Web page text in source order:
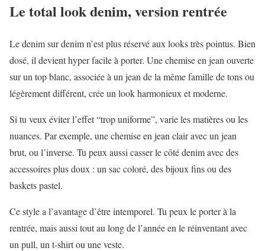
Le total look denim, version rentrée
Le denim sur denim n’est plus réservé aux looks très pointus. Bien
dosé, il devient hyper facile à porter. Une chemise en jean ouverte
sur un top blanc, associée à un jean de la même famille de tons ou
légèrement différent, crée un look harmonieux et moderne.
Si tu veux éviter l’effet “trop uniforme”, varie les matières ou les
nuances. Par exemple, une chemise en jean clair avec un jean
brut, ou l’inverse. Tu peux aussi casser le côté denim avec des
accessoires plus doux : un sac coloré, des bijoux fins ou des
baskets pastel.
Ce style a l’avantage d’être intemporel. Tu peux le porter à la
rentrée, mais aussi tout au long de l’année en le réinventant avec
un pull, un t-shirt ou une veste.